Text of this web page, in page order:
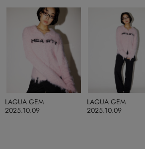
2025.10.09
LAGUA GEM
2025.10.09
LAGUA GEM